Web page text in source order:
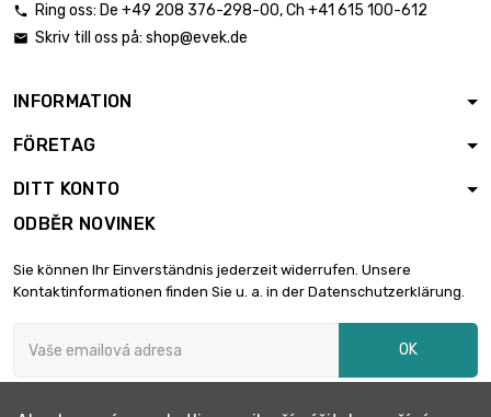
Hmotnost : 2 000gr
Hmotnost : 2 500gr
(5kg)
239,16 €
Hmotnost : 10
 Ring oss: De +49 208 376-298-00, Ch +41 615 100-612
 Skriv till oss på: shop@evek.de
INFORMATION
FÖRETAG
DITT KONTO
ODBĚR NOVINEK
Sie können Ihr Einverständnis jederzeit widerrufen. Unsere
Kontaktinformationen finden Sie u. a. in der Datenschutzerklärung.
OK